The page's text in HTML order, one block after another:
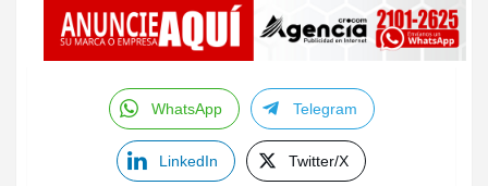
WhatsApp Telegram
LinkedIn Twitter/X